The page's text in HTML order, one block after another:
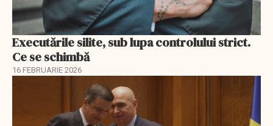
Executările silite, sub lupa controlului strict.
Ce se schimbă
16 FEBRUARIE 2026